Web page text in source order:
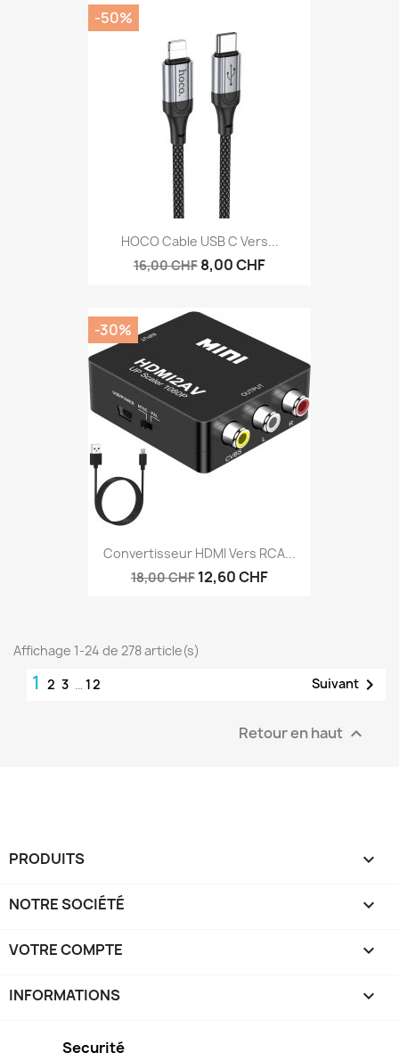
HOCO Cable USB C Vers...
16,00 CHF 8,00 CHF
-50%
Convertisseur HDMI Vers RCA...
18,00 CHF 12,60 CHF
-30%
Affichage 1-24 de 278 article(s)
1 2 3 … 12 Suivant 
Retour en haut 
PRODUITS 
NOTRE SOCIÉTÉ 
VOTRE COMPTE 
INFORMATIONS keyboard_arrow_down
Securité